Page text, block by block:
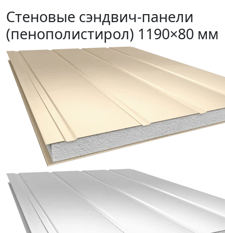
Стеновые сэндвич-панели
(пенополистирол) 1190×80 мм